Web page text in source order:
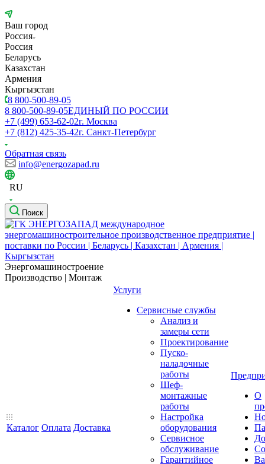
Ваш город
Россия
Россия
Беларусь
Казахстан
Армения
Кыргызстан
8 800-500-89-05
8 800-500-89-05ЕДИНЫЙ ПО РОССИИ
+7 (499) 653-62-02г. Москва
+7 (812) 425-35-42г. Санкт-Петербург
Обратная связь
info@energozapad.ru
RU
Поиск
Энергомашиностроение
Производство | Монтаж
Каталог Оплата Доставка
Услуги
Сервисные службы
Анализ и
замеры сети
Проектирование
Пуско-
наладочные
работы
Шеф-
монтажные
работы
Настройка
оборудования
Сервисное
обслуживание
Гарантийное
О